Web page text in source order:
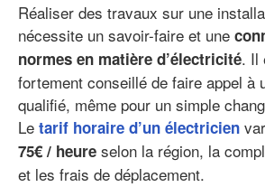
Réaliser des travaux sur une
nécessite un savoir-faire et une
normes en matière d’électricité. Il
fortement conseillé de faire appel à
qualifié, même pour un simple
Le tarif horaire d’un électricien
75€ / heure selon la région, la
et les frais de déplacement.